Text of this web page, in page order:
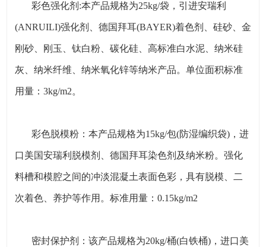
彩色强化剂:本产品规格为25kg/袋，引进安瑞利
(ANRUILI)强化剂、德国拜耳(BAYER)着色剂、硅砂、金
刚砂、刚玉、钛白粉、碳化硅、高标准白水泥、纳米硅
灰、纳米纤维、纳米氧化锌等纳米产品。单位面积标准
用量：3kg/m2。
彩色脱模粉：本产品规格为15kg/包(防湿编织袋)，进
口美国安瑞利脱模剂、德国拜耳染色剂及纳米粉。强化
料槽和模腔之间的冲淡混凝土表面色彩，具有脱模、二
次着色、养护等作用。标准用量：0.15kg/m2
密封保护剂：该产品规格为20kg/桶(白铁桶)，进口美